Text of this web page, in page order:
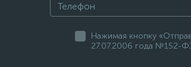
Нажимая кнопку
27.07.2006 года №152-